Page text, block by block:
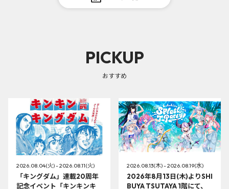
PICKUP
おすすめ
2026.08.04(火) - 2026.08.11(火)
「キングダム」連載20周年
記念イベント「キンキンキ
2026.08.13(木) - 2026.08.19(水)
2026年8月13日(木)よりSHI
BUYA TSUTAYA 1階にて、